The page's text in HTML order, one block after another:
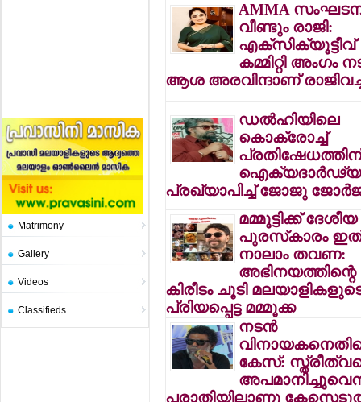
Matrimony
Gallery
Videos
Classifieds
AMMA
വീണ്ടും രാജി:
എക്‌സിക്യൂട്ടീവ്
കമ്മിറ്റി അംഗം
ആശ അരവിന്ദാണ്
ഡല്‍ഹിയിലെ
കൊക്രോച്ച്
പ്രഖ്യാപിച്ച് ജോജു
മമ്മൂട്ടിക്ക് ദേശീയ
പുരസ്‌കാരം
നാലാം തവണ:
അഭിനയത്തിന്റെ
കിരീടം ചൂടി
പ്രിയപ്പെട്ട മമ്മൂക്ക
നടന്‍
കേസ്:
പരാതിയിലാണു